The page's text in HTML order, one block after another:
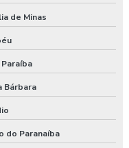
trabalho rural
no trabalho rural pgr
de Minas
Bárbara
do Paranaíba